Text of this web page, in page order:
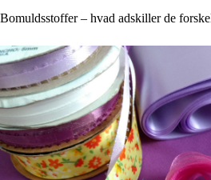
Bomuldsstoffer – hvad adskiller de